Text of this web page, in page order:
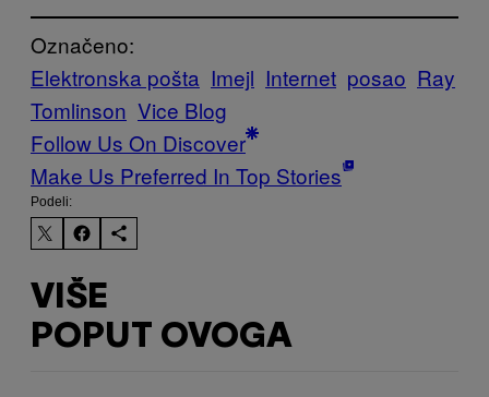
Označeno:
Elektronska pošta Imejl Internet posao Ray
Tomlinson Vice Blog
Follow Us On Discover
Make Us Preferred In Top Stories
Podeli:
VIŠE
POPUT OVOGA